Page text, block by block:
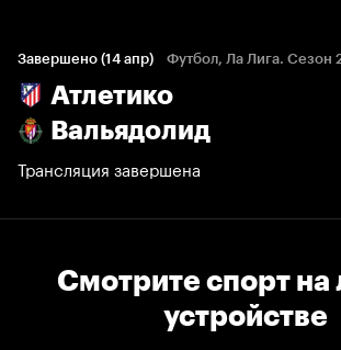
Завершено (14 апр) Футбол, Ла Лига. Сезон
Атлетико
Вальядолид
Трансляция завершена
Смотрите спорт
устройстве